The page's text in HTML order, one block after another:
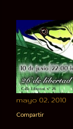
t
r
a
d
a
s
mayo 02, 2010
Compartir